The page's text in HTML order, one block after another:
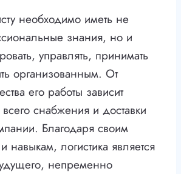
необходимо иметь не
знания, но и
управлять, принимать
организованным. От
его работы зависит
всего снабжения и доставки
Благодаря своим
навыкам, логистика является
непременно